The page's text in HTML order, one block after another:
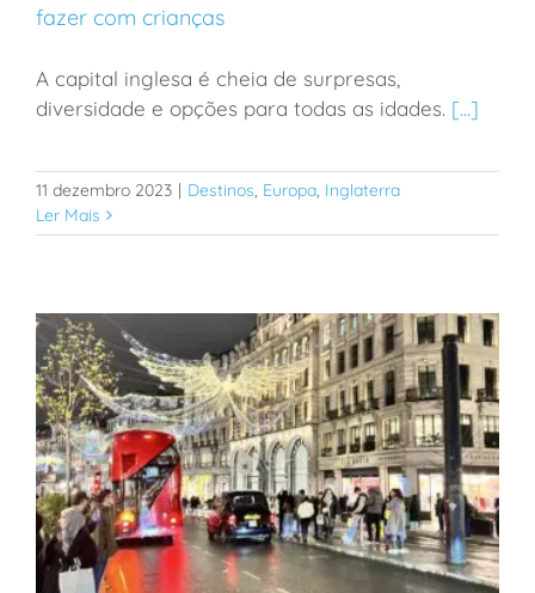
Londres: dicas de passeios e atrações para fazer com
crianças
fazer com crianças
A capital inglesa é cheia de surpresas,
diversidade e opções para todas as idades. [...]
11 dezembro 2023 | Destinos, Europa, Inglaterra
Ler Mais